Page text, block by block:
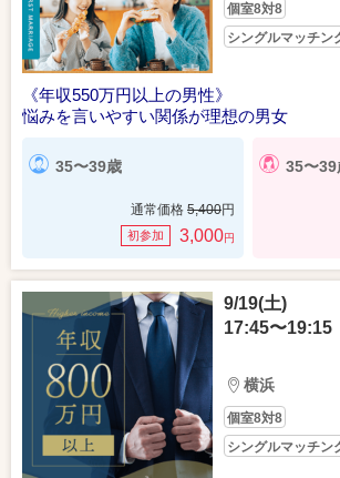
個室8対8
シングルマッチン
《年収550万円以上の男性》
悩みを言いやすい関係が理想の男女
35〜39歳
通常価格 5,400円
初参加 3,000円
35〜39
9/19(土)
17:45〜19:15
横浜
個室8対8
シングルマッチン